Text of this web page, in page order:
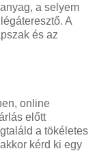
a selyem
A
és az
online
előtt
a tökéletes
kérd ki egy